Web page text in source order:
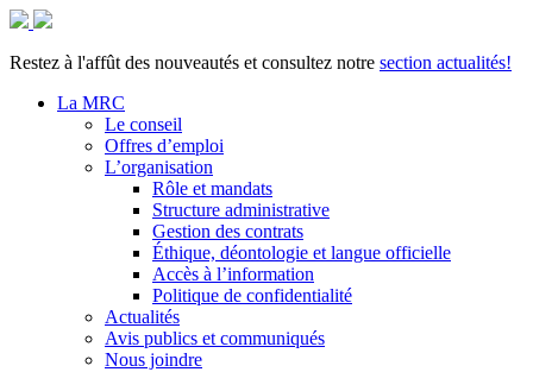
Restez à l'affût des nouveautés et consultez notre section actualités!
La MRC
Le conseil
Offres d’emploi
L’organisation
Rôle et mandats
Structure administrative
Gestion des contrats
Éthique, déontologie et langue officielle
Accès à l’information
Politique de confidentialité
Actualités
Avis publics et communiqués
Nous joindre